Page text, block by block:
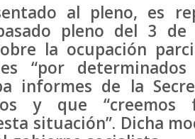
al pleno, es
pleno del 3
la ocupación
“por
informes de la
y que “creemos
situación”. Dicha